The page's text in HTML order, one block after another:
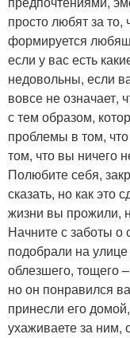
просто любят за то,
формируется
если у вас есть
недовольны, если
вовсе не означает,
с тем образом,
проблемы в том,
том, что вы ничего
Полюбите себя,
сказать, но как это
жизни вы прожили,
Начните с заботы о
подобрали на улице
облезшего, тощего
но он понравился
принесли его
ухаживаете за ним,